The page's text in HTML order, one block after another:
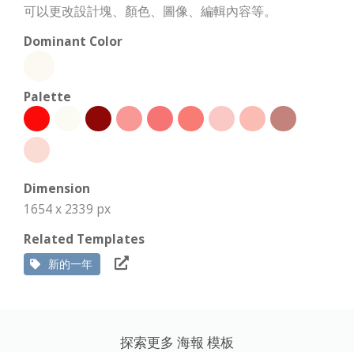
可以更改設計塊、顏色、圖像、編輯內容等。
Dominant Color
Palette
Dimension
1654 x 2339 px
Related Templates
新的一年
探索更多 海報 模板